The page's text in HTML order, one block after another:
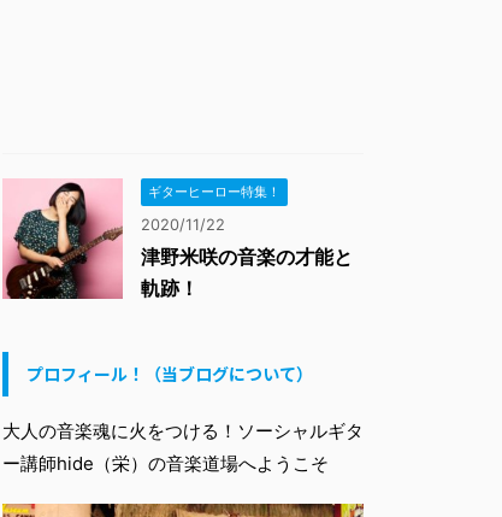
ギターヒーロー特集！
2020/11/22
津野米咲の音楽の才能と
軌跡！
プロフィール！（当ブログについて）
大人の音楽魂に火をつける！ソーシャルギタ
ー講師hide（栄）の音楽道場へようこそ